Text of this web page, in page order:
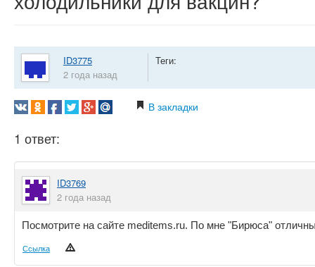
ID3775
2 года назад
Теги:
В закладки
1 ответ:
ID3769
2 года назад
Посмотрите на сайте meditems.ru. По мне "Бирюса"
Ссылка